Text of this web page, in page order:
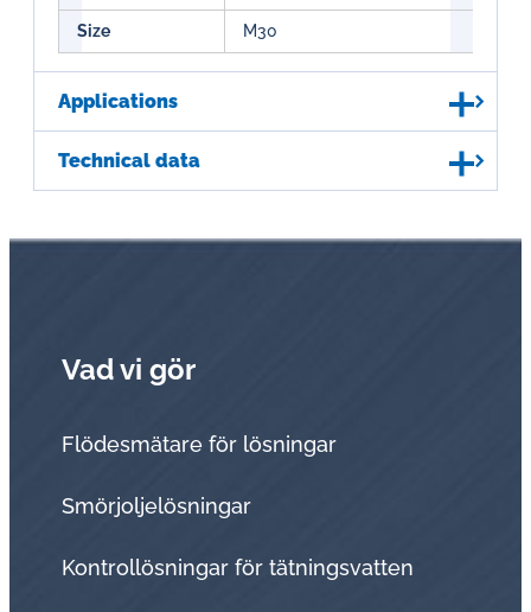
Size M30
Applications
Technical data
Vad vi gör
Flödesmätare för lösningar
Smörjoljelösningar
Kontrollösningar för tätningsvatten